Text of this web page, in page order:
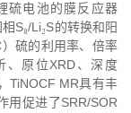
硫电池的膜反应器
S₈/Li₂S的转换和阳
）硫的利用率、倍率
、原位XRD、深度
TiNOCF MR具有丰
用促进了SRR/SOR